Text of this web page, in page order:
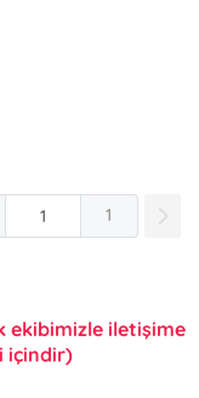
1
ekibimizle iletişime
içindir)